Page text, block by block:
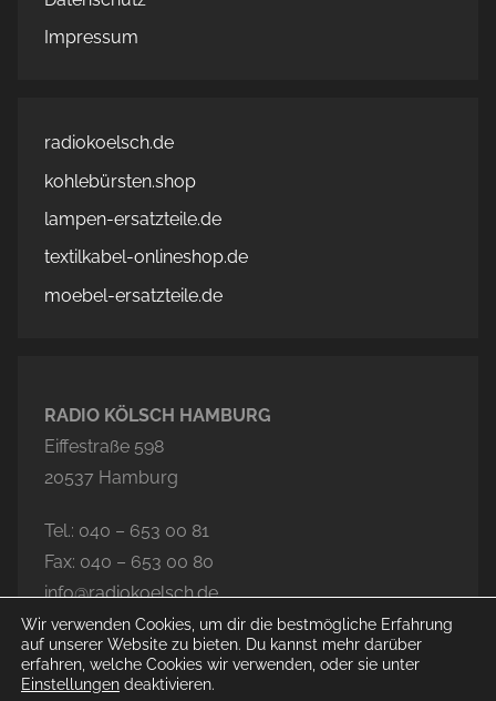
Impressum
radiokoelsch.de
kohlebürsten.shop
lampen-ersatzteile.de
textilkabel-onlineshop.de
moebel-ersatzteile.de
RADIO KÖLSCH HAMBURG
Eiffestraße 598
20537 Hamburg
Tel.: 040 – 653 00 81
Fax: 040 – 653 00 80
info@radiokoelsch.de
Wir verwenden Cookies, um dir die bestmögliche Erfahrung
auf unserer Website zu bieten. Du kannst mehr darüber
erfahren, welche Cookies wir verwenden, oder sie unter
Einstellungen deaktivieren.